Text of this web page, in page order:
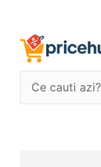
conținut